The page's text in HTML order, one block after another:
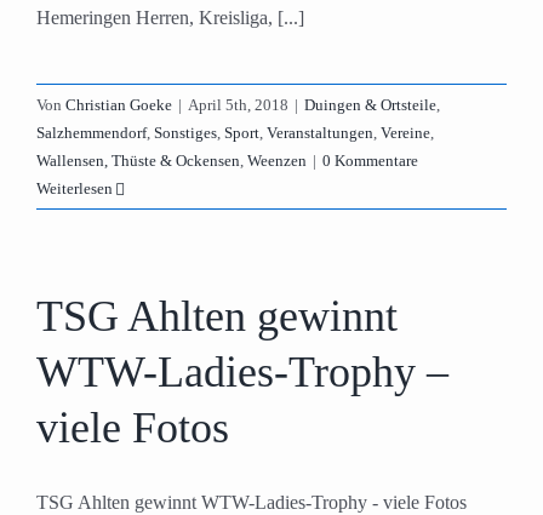
Hemeringen Herren, Kreisliga, [...]
Von Christian Goeke | April 5th, 2018 | Duingen & Ortsteile,
Salzhemmendorf, Sonstiges, Sport, Veranstaltungen, Vereine,
Wallensen, Thüste & Ockensen, Weenzen | 0 Kommentare
Weiterlesen
TSG Ahlten gewinnt
WTW-Ladies-Trophy –
viele Fotos
TSG Ahlten gewinnt WTW-Ladies-Trophy - viele Fotos